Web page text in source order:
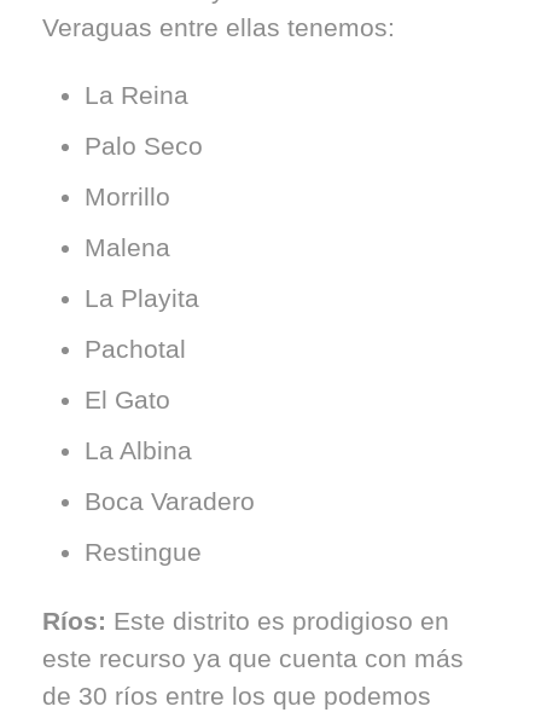
Veraguas entre ellas tenemos:
La Reina
Palo Seco
Morrillo
Malena
La Playita
Pachotal
El Gato
La Albina
Boca Varadero
Restingue
Ríos: Este distrito es prodigioso en
este recurso ya que cuenta con más
de 30 ríos entre los que podemos